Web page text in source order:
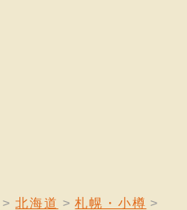
北海道 札幌・小樽